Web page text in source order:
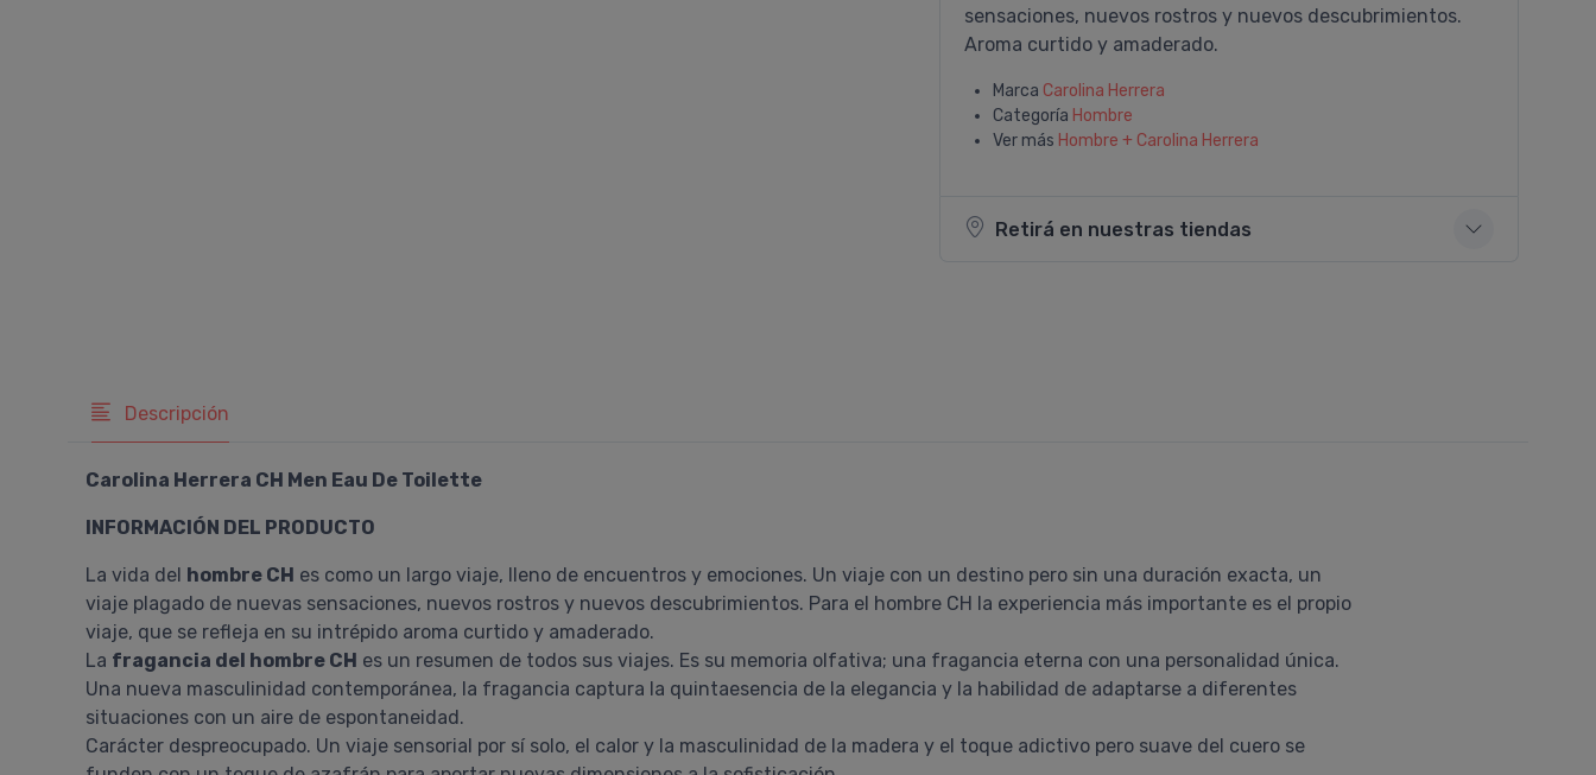
sensaciones, nuevos rostros y nuevos descubrimientos.
Aroma curtido y amaderado.
Marca Carolina Herrera
Categoría Hombre
Ver más Hombre + Carolina Herrera
Retirá en nuestras tiendas
Descripción
Carolina Herrera CH Men Eau De Toilette
INFORMACIÓN DEL PRODUCTO
La vida del hombre CH es como un largo viaje, lleno de encuentros y emociones. Un viaje con un destino pero sin una duración exacta, un
viaje plagado de nuevas sensaciones, nuevos rostros y nuevos descubrimientos. Para el hombre CH la experiencia más importante es el propio
viaje, que se refleja en su intrépido aroma curtido y amaderado.
La fragancia del hombre CH es un resumen de todos sus viajes. Es su memoria olfativa; una fragancia eterna con una personalidad única.
Una nueva masculinidad contemporánea, la fragancia captura la quintaesencia de la elegancia y la habilidad de adaptarse a diferentes
situaciones con un aire de espontaneidad.
Carácter despreocupado. Un viaje sensorial por sí solo, el calor y la masculinidad de la madera y el toque adictivo pero suave del cuero se